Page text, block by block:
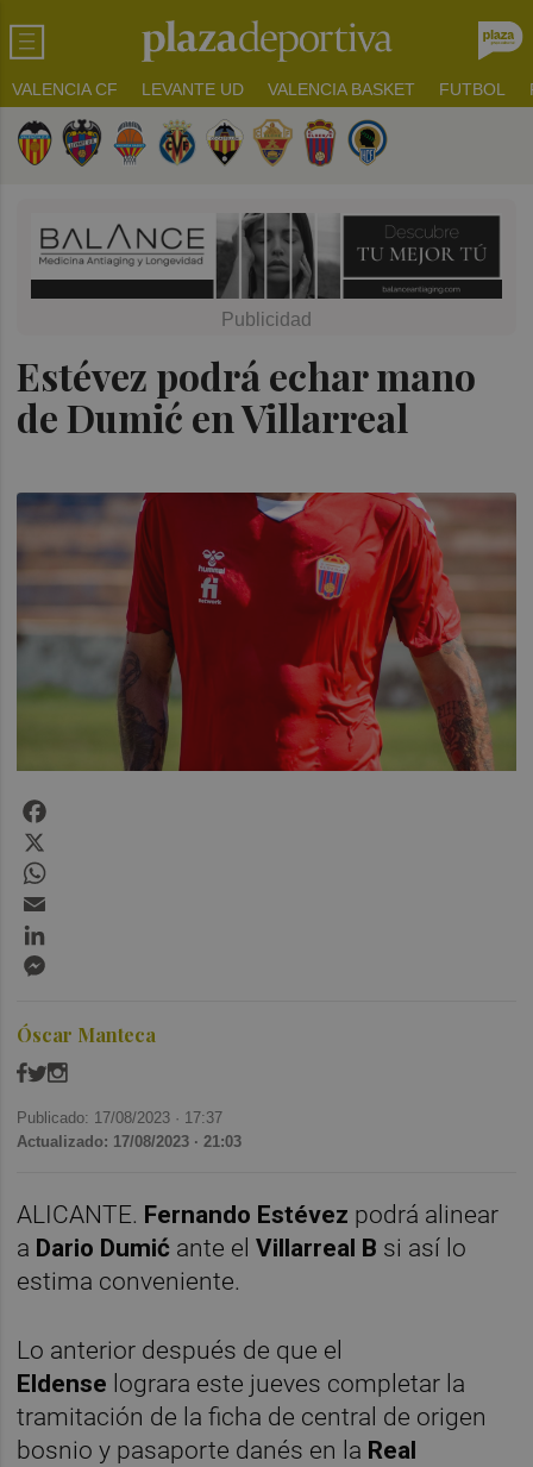
VALENCIA CF LEVANTE UD VALENCIA BASKET FUTBOL
Estévez podrá echar mano
de Dumić en Villarreal
Óscar Manteca
Publicado: 17/08/2023 · 17:37
Actualizado: 17/08/2023 · 21:03
ALICANTE. Fernando Estévez podrá alinear
a Dario Dumić ante elVillarreal B si así lo
estima conveniente.
Lo anterior después de que el
Eldense lograra este jueves completar la
tramitación de la ficha de central de origen
bosnio y pasaporte danés en la Real